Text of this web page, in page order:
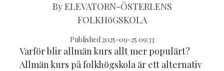
By ELEVATORN-ÖSTERLENS
FOLKHöGSKOLA
Published 2025-09-25 09:33
Varför blir allmän kurs allt mer populärt?
Allmän kurs på folkhögskola är ett alternativ